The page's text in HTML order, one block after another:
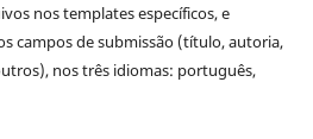
nos templates específicos, e
campos de submissão (título, autoria,
nos três idiomas: português,